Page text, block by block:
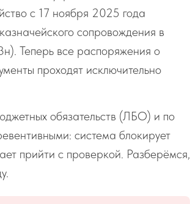
с 17 ноября 2025 года
сопровождения в
Теперь все распоряжения о
проходят исключительно
обязательств (ЛБО) и по
система блокирует
прийти с проверкой. Разберёмся,